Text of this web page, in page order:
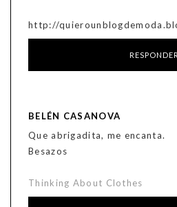
http://
RESPONDER
BELÉN CASANOVA
Que abrigadita, me encanta.
Besazos
Thinking About Clothes